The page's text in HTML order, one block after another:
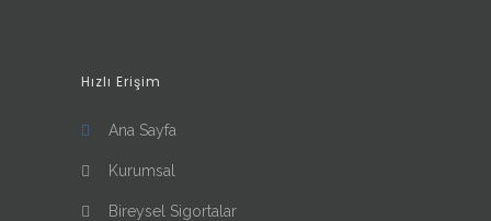
Hızlı Erişim
Ana Sayfa
Kurumsal
Bireysel Sigortalar